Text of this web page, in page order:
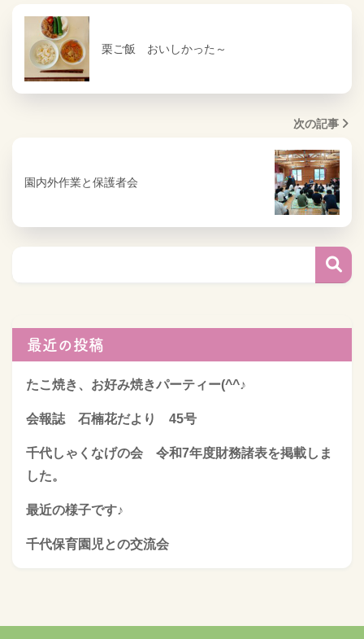
栗ご飯 おいしかった～
次の記事
園内外作業と保護者会
最近の投稿
たこ焼き、お好み焼きパーティー(^^♪
会報誌 石楠花だより 45号
千代しゃくなげの会 令和7年度財務諸表を掲載しま
した。
最近の様子です♪
千代保育園児との交流会